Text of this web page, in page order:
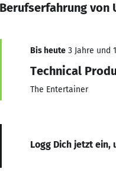
Berufserfahrung von
Bis heute 3 Jahre und
Technical
The Entertainer
Logg Dich jetzt ein,